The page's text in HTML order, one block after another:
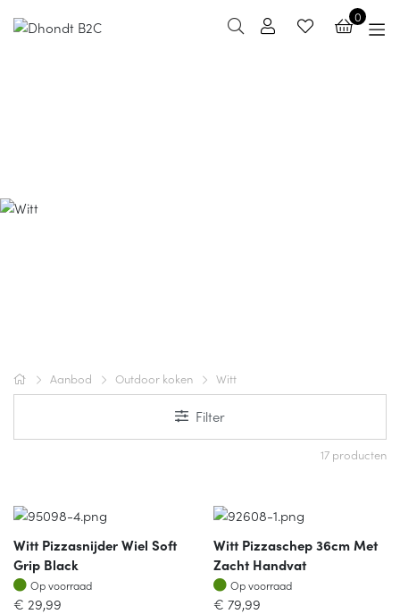
0
Bereid knapperige, smaakvolle gerechten met gemak
Aanbod Outdoor koken Witt
Filter
17 producten
Witt Pizzasnijder Wiel Soft
Grip Black
Op voorraad
Op voorraad
€ 29,99
Witt Pizzaschep 36cm Met
Zacht Handvat
Op voorraad
Op voorraad
€ 79,99